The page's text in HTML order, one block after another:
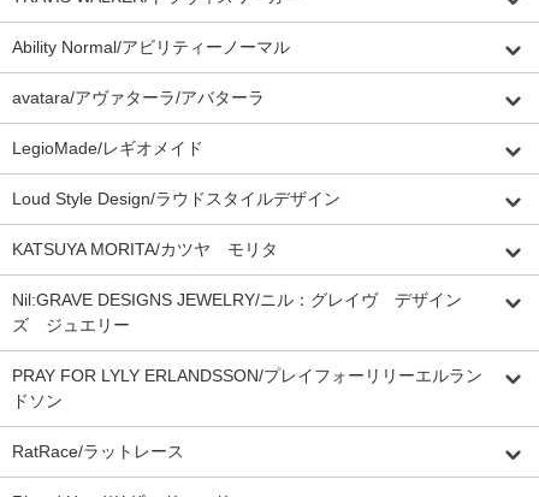
Ability Normal/アビリティーノーマル
avatara/アヴァターラ/アバターラ
LegioMade/レギオメイド
Loud Style Design/ラウドスタイルデザイン
KATSUYA MORITA/カツヤ モリタ
Nil:GRAVE DESIGNS JEWELRY/ニル：グレイヴ デザイン
ズ ジュエリー
PRAY FOR LYLY ERLANDSSON/プレイフォーリリーエルラン
ドソン
RatRace/ラットレース